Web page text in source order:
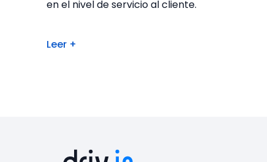
en el nivel de servicio al cliente.
Leer +